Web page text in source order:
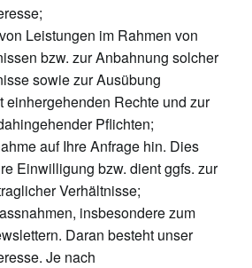
Leistungen im Rahmen von
bzw. zur Anbahnung solcher
sowie zur Ausübung
einhergehenden Rechte und zur
Pflichten;
auf Ihre Anfrage hin. Dies
Einwilligung bzw. dient ggfs. zur
Verhältnisse;
insbesondere zum
Daran besteht unser
Je nach